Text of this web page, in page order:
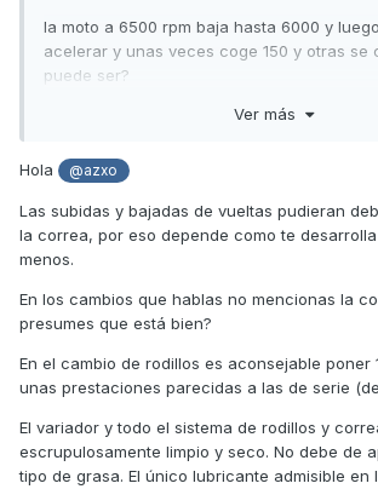
la moto a 6500 rpm baja hasta 6000 y
acelerar y unas veces coge 150 y otras se
puede ser?
hoy le e cambiado aceite, filtro aceite, filtro
le meto dr pulley de 15gr con guías nuevas
de embrague?
el variador una ve limpio como lo engraso
rodillos? Que tipo de grasa? Donde?
perdonar la retahíla pero por dios que de
Ver más
Hola @azxo
Las subidas y bajadas de vueltas pudieran
la correa, por eso depende como te
menos.
En los cambios que hablas no mencionas la
presumes que está bien?
En el cambio de rodillos es aconsejable poner
unas prestaciones parecidas a las de serie
El variador y todo el sistema de rodillos y
escrupulosamente limpio y seco. No debe de
tipo de grasa. El único lubricante admisible en